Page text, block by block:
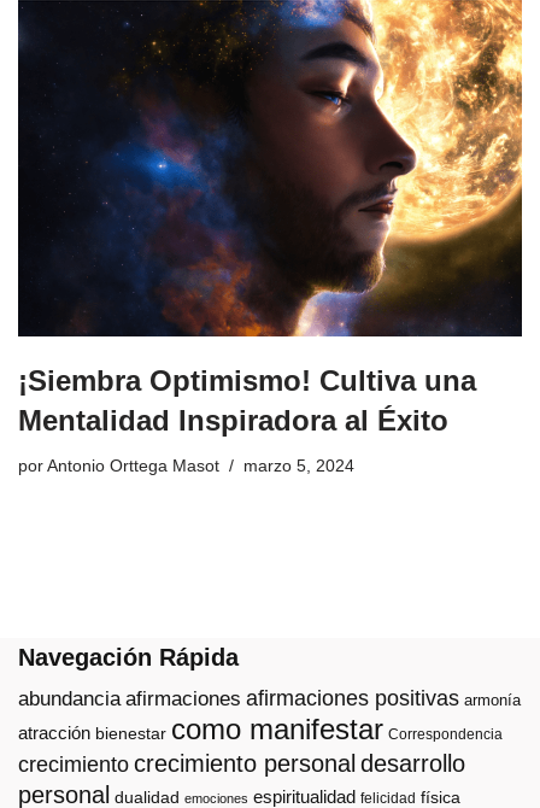
¡Siembra Optimismo! Cultiva una
Mentalidad Inspiradora al Éxito
por Antonio Orttega Masot marzo 5, 2024
Navegación Rápida
abundancia afirmaciones afirmaciones positivas armonía
atracción bienestar como manifestar Correspondencia
crecimiento crecimiento personal desarrollo
personal dualidad emociones espiritualidad felicidad física